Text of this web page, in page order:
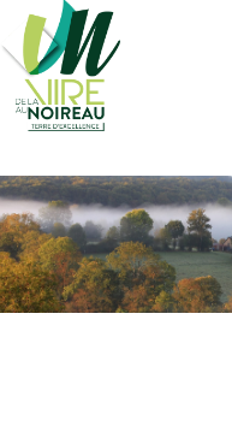
Panneau de gestion des cookies